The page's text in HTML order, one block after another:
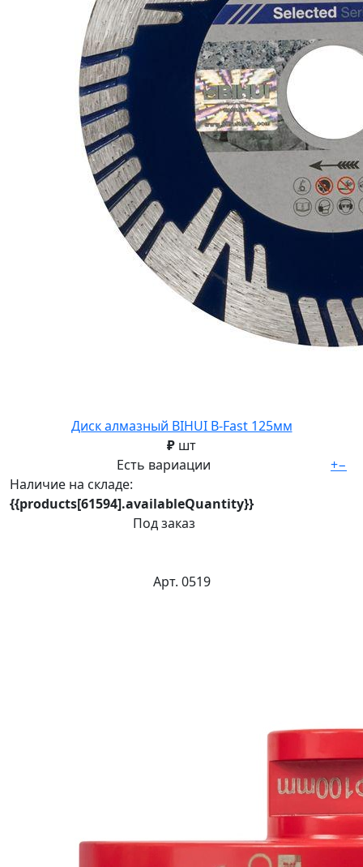
Диск алмазный BIHUI B-Fast 125мм
₽ шт
Есть вариации
Наличие на складе:
{{products[61594].availableQuantity}}
Под заказ
+−
Арт. 0519